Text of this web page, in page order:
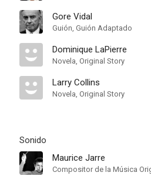
Gore Vidal
Guión, Guión Adaptado
Dominique LaPierre
Novela, Original Story
Larry Collins
Novela, Original Story
Sonido
Maurice Jarre
Compositor de la Música